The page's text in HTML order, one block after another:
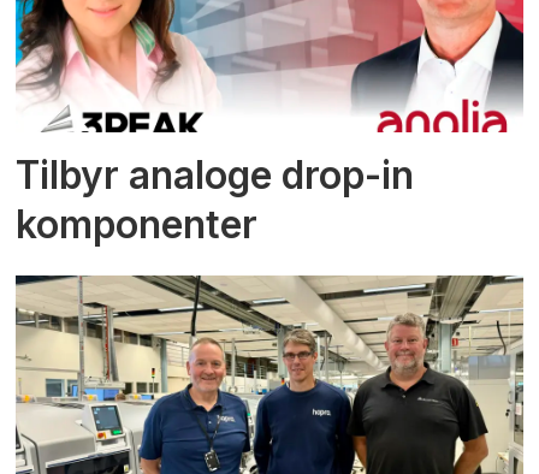
Tilbyr analoge drop-in
komponenter